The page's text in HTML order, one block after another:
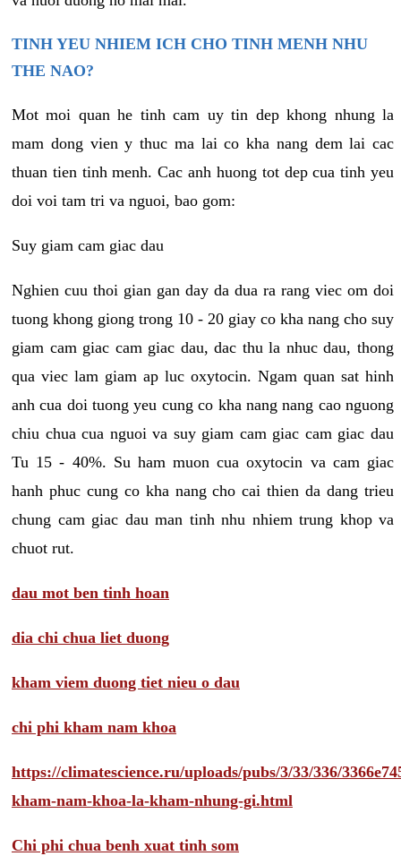
TINH YEU NHIEM ICH CHO TINH MENH NHU
THE NAO?
Mot moi quan he tinh cam uy tin dep khong nhung la
mam dong vien y thuc ma lai co kha nang dem lai cac
thuan tien tinh menh. Cac anh huong tot dep cua tinh yeu
doi voi tam tri va nguoi, bao gom:
Suy giam cam giac dau
Nghien cuu thoi gian gan day da dua ra rang viec om doi
tuong khong giong trong 10 - 20 giay co kha nang cho suy
giam cam giac cam giac dau, dac thu la nhuc dau, thong
qua viec lam giam ap luc oxytocin. Ngam quan sat hinh
anh cua doi tuong yeu cung co kha nang nang cao nguong
chiu chua cua nguoi va suy giam cam giac cam giac dau
Tu 15 - 40%. Su ham muon cua oxytocin va cam giac
hanh phuc cung co kha nang cho cai thien da dang trieu
chung cam giac dau man tinh nhu nhiem trung khop va
chuot rut.
dau mot ben tinh hoan
dia chi chua liet duong
kham viem duong tiet nieu o dau
chi phi kham nam khoa
https://climatescience.ru/uploads/pubs/3/33/336/
kham-nam-khoa-la-kham-nhung-gi.html
Chi phi chua benh xuat tinh som